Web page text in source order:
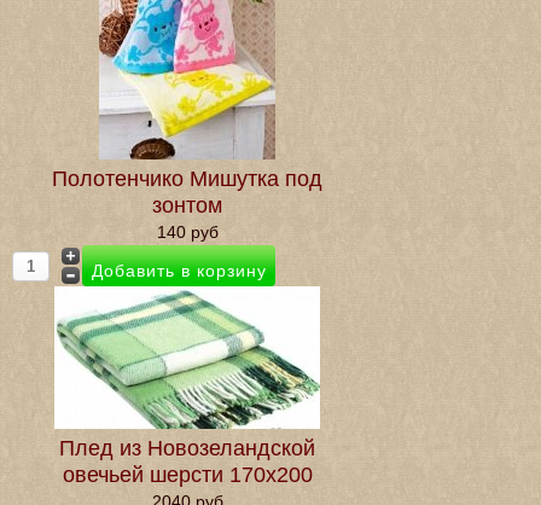
Полотенчико Мишутка под
зонтом
140 руб
Плед из Новозеландской
овечьей шерсти 170х200